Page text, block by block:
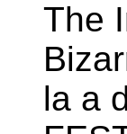
The
la a